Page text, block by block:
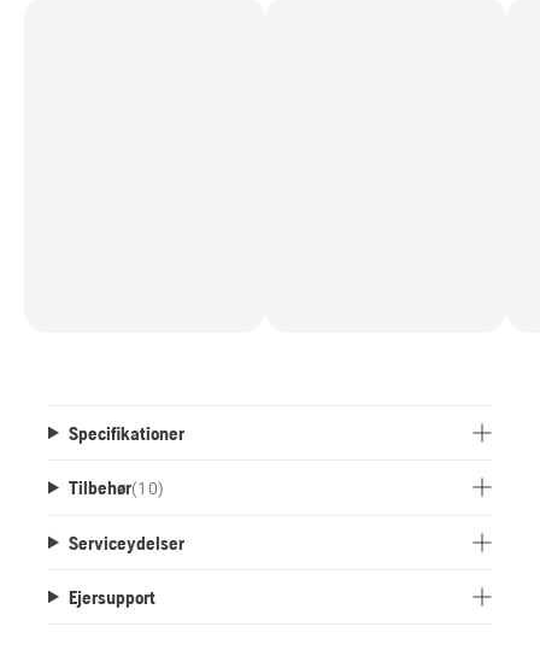
Specifikationer
Tilbehør(10)
Serviceydelser
Ejersupport